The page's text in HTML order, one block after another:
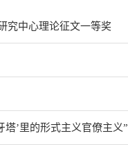
究中心理论征文一等奖
’里的形式主义官僚主义”